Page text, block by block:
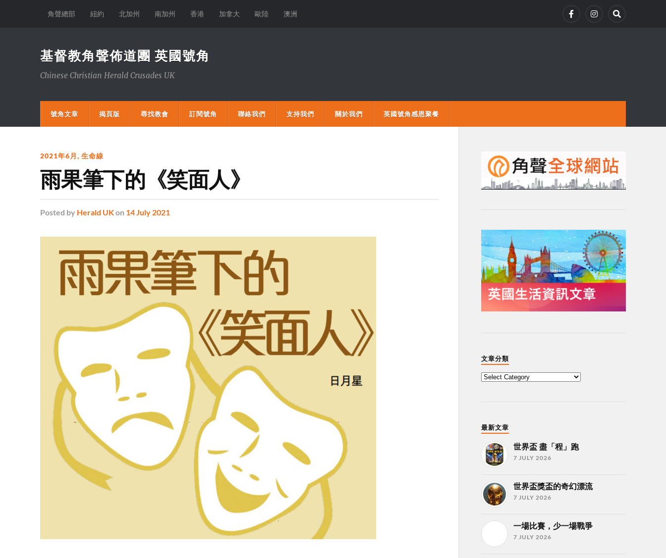
角聲總部 紐約 北加州 南加州 香港 加拿大 歐陸 澳洲
基督教角聲佈道團 英國號角
Chinese Christian Herald Crusades UK
號角文章 揭頁版 尋找教會 訂閱號角 聯絡我們 支持我們 關於我們 英國號角感恩聚餐
2021年6月, 生命線
雨果筆下的《笑面人》
Posted by Herald UKon 14 July 2021
文章分類
最新文章
世界盃 盡「程」跑
7 JULY 2026
世界盃獎盃的奇幻漂流
7 JULY 2026
一場比賽，少一場戰爭
7 JULY 2026